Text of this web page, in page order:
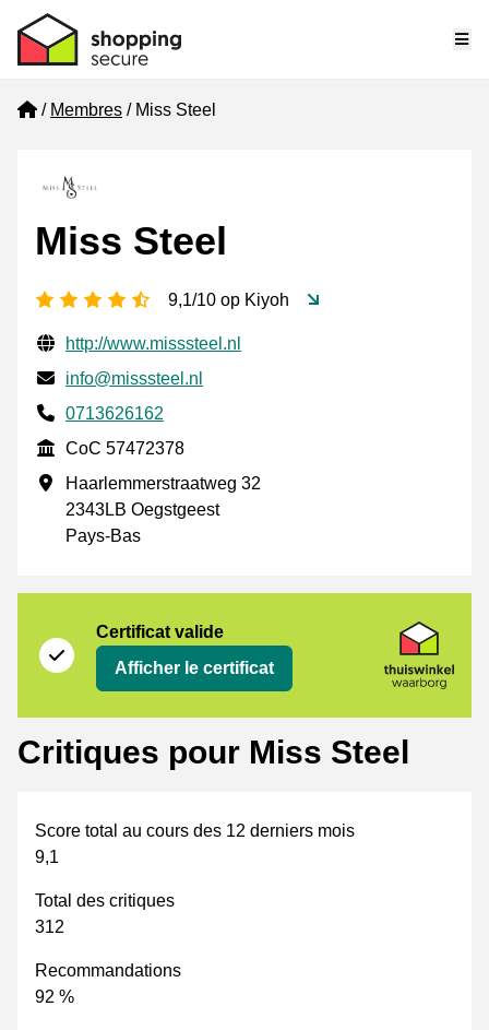
Home
Membres Miss Steel
Miss Steel
[_General:NumberOfStarsPluralFormat]
9,1/10 op Kiyoh
Informations de contact vérifiées
Website URL
http://www.misssteel.nl
E-mail
info@misssteel.nl
Phone number
0713626162
CoC
CoC 57472378
Adresse professionnelle
Haarlemmerstraatweg 32
2343LB Oegstgeest
Pays-Bas
Certificat valide
Afficher le certificat
Critiques pour Miss Steel
Score total au cours des 12 derniers mois
9,1
Total des critiques
312
Recommandations
92 %